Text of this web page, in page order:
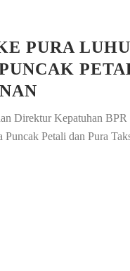
PURA
Direktur Kepatuhan
Petali dan Pura